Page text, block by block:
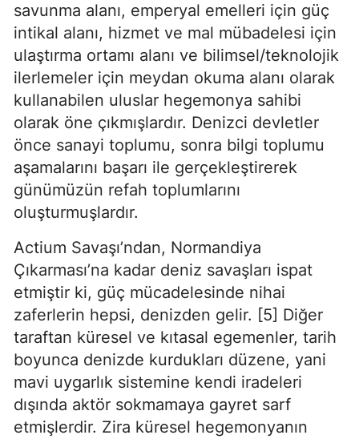
savunma alanı, emperyal emelleri için güç
intikal alanı, hizmet ve mal mübadelesi için
ulaştırma ortamı alanı ve bilimsel/teknolojik
ilerlemeler için meydan okuma alanı olarak
kullanabilen uluslar hegemonya sahibi
olarak öne çıkmışlardır. Denizci devletler
önce sanayi toplumu, sonra bilgi toplumu
aşamalarını başarı ile gerçekleştirerek
günümüzün refah toplumlarını
oluşturmuşlardır.
Actium Savaşı’ndan, Normandiya
Çıkarması’na kadar deniz savaşları ispat
etmiştir ki, güç mücadelesinde nihai
zaferlerin hepsi, denizden gelir. [5] Diğer
taraftan küresel ve kıtasal egemenler, tarih
boyunca denizde kurdukları düzene, yani
mavi uygarlık sistemine kendi iradeleri
dışında aktör sokmamaya gayret sarf
etmişlerdir. Zira küresel hegemonyanın